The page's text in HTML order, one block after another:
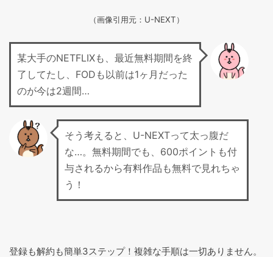
（画像引用元：U-NEXT）
某大手のNETFLIXも、最近無料期間を終
了してたし、FODも以前は1ヶ月だった
のが今は2週間…
そう考えると、U-NEXTって太っ腹だ
な…。無料期間でも、600ポイントも付
与されるから有料作品も無料で見れちゃ
う！
登録も解約も簡単3ステップ！複雑な手順は一切ありません。